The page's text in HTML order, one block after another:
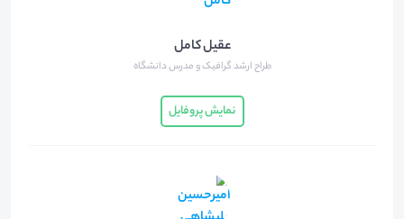
عقیل کامل
طراح ارشد گرافیک و مدرس دانشگاه
نمایش پروفایل